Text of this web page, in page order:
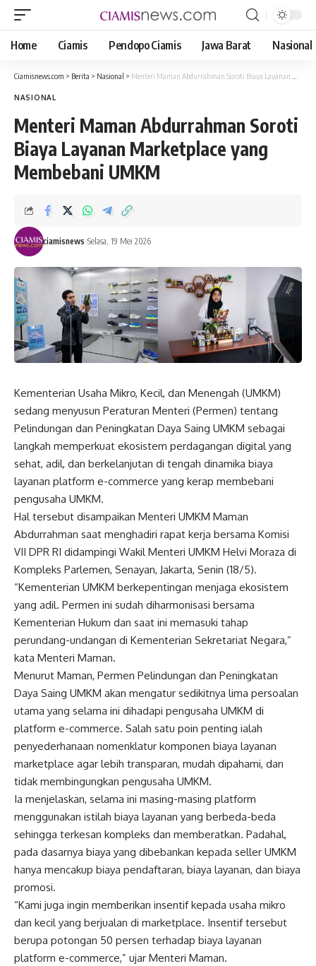
Home Ciamis Pendopo Ciamis Jawa Barat Nasional
Ciamisnews.com > Berita > Nasional > Menteri Maman Abdurrahman Soroti Biaya Layanan Marketplace yang Membebani UMKM
NASIONAL
Menteri Maman Abdurrahman Soroti
Biaya Layanan Marketplace yang
Membebani UMKM
ciamisnews Selasa, 19 Mei 2026
Kementerian Usaha Mikro, Kecil, dan Menengah (UMKM)
sedang menyusun Peraturan Menteri (Permen) tentang
Pelindungan dan Peningkatan Daya Saing UMKM sebagai
langkah memperkuat ekosistem perdagangan digital yang
sehat, adil, dan berkelanjutan di tengah dinamika biaya
layanan platform e-commerce yang kerap membebani
pengusaha UMKM.
Hal tersebut disampaikan Menteri UMKM Maman
Abdurrahman saat menghadiri rapat kerja bersama Komisi
VII DPR RI didampingi Wakil Menteri UMKM Helvi Moraza di
Kompleks Parlemen, Senayan, Jakarta, Senin (18/5).
“Kementerian UMKM berkepentingan menjaga ekosistem
yang adil. Permen ini sudah diharmonisasi bersama
Kementerian Hukum dan saat ini memasuki tahap
perundang-undangan di Kementerian Sekretariat Negara,”
kata Menteri Maman.
Menurut Maman, Permen Pelindungan dan Peningkatan
Daya Saing UMKM akan mengatur sedikitnya lima persoalan
utama yang selama ini dihadapi pengusaha UMKM di
platform e-commerce. Salah satu poin penting ialah
penyederhanaan nomenklatur komponen biaya layanan
marketplace agar lebih transparan, mudah dipahami, dan
tidak membingungkan pengusaha UMKM.
Ia menjelaskan, selama ini masing-masing platform
menggunakan istilah biaya layanan yang berbeda-beda
sehingga terkesan kompleks dan memberatkan. Padahal,
pada dasarnya biaya yang dibebankan kepada seller UMKM
hanya mencakup biaya pendaftaran, biaya layanan, dan biaya
promosi.
“Kami juga ingin memberikan insentif kepada usaha mikro
dan kecil yang berjualan di marketplace. Insentif tersebut
berupa potongan 50 persen terhadap biaya layanan
platform e-commerce,” ujar Menteri Maman.